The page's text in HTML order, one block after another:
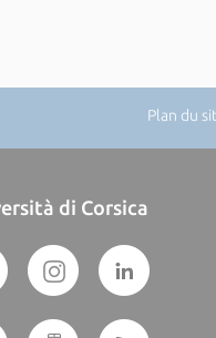
Plan du
di Corsica